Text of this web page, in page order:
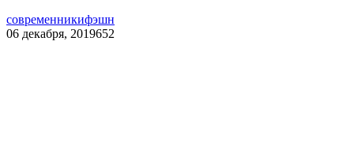
современникифэшн
06 декабря, 2019652